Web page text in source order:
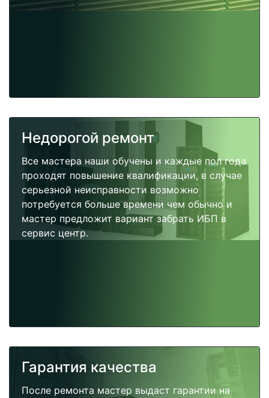
Недорогой ремонт
Все мастера наши обучены и каждые пол года
проходят повышение квалификации, в случае
серьезной неисправности возможно
потребуется больше времени чем обычно и
мастер предложит вариант забрать ИБП в
сервис центр.
Гарантия качества
После ремонта мастер выдаст гарантии на